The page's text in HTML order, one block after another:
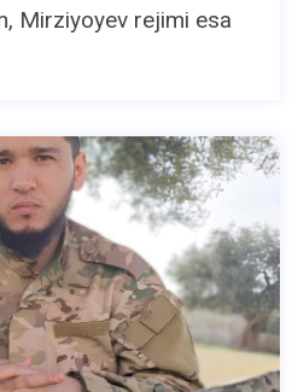
Mirziyoyev rejimi esa